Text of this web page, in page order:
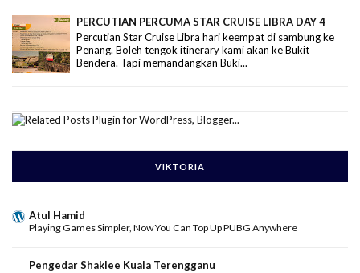
PERCUTIAN PERCUMA STAR CRUISE LIBRA DAY 4
Percutian Star Cruise Libra hari keempat di sambung ke
Penang. Boleh tengok itinerary kami akan ke Bukit
Bendera. Tapi memandangkan Buki...
VIKTORIA
Atul Hamid
Playing Games Simpler, Now You Can Top Up PUBG Anywhere
Pengedar Shaklee Kuala Terengganu